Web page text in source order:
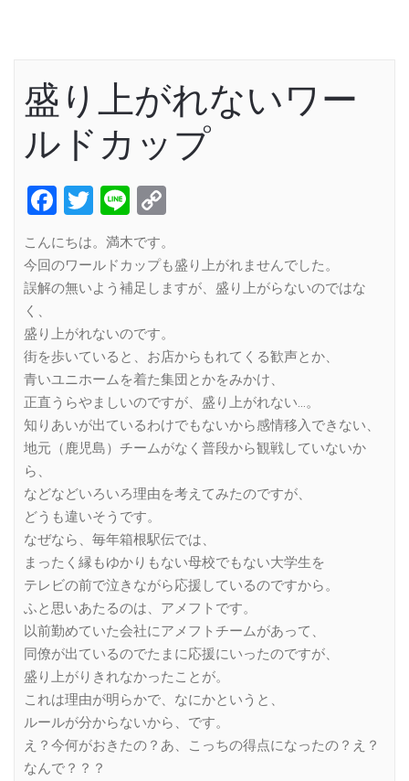
盛り上がれないワー
ルドカップ
Facebook
Twitter
Line
こんにちは。満木です。
今回のワールドカップも盛り上がれませんでした。
誤解の無いよう補足しますが、盛り上がらないのではな
く、
盛り上がれないのです。
街を歩いていると、お店からもれてくる歓声とか、
青いユニホームを着た集団とかをみかけ、
正直うらやましいのですが、盛り上がれない…。
知りあいが出ているわけでもないから感情移入できない、
地元（鹿児島）チームがなく普段から観戦していないか
ら、
などなどいろいろ理由を考えてみたのですが、
どうも違いそうです。
なぜなら、毎年箱根駅伝では、
まったく縁もゆかりもない母校でもない大学生を
テレビの前で泣きながら応援しているのですから。
ふと思いあたるのは、アメフトです。
以前勤めていた会社にアメフトチームがあって、
同僚が出ているのでたまに応援にいったのですが、
盛り上がりきれなかったことが。
これは理由が明らかで、なにかというと、
ルールが分からないから、です。
え？今何がおきたの？あ、こっちの得点になったの？え？
なんで？？？